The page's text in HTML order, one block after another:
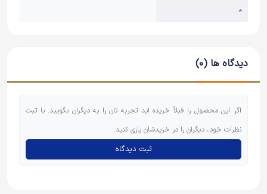
*
دیدگاه ها (0)
اگر این محصول را قبلاً خریده اید تجربه تان را به دیگران بگویید. با ثبت
نظرات خود، دیگران را در خریدشان یاری کنید.
ثبت دیدگاه